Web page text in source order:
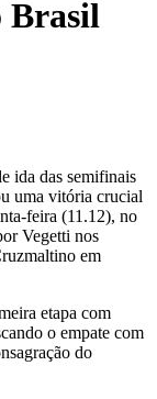
Brasil
ida das semifinais
uma vitória crucial
feira (11.12), no
Vegetti nos
em
etapa com
o empate com
do